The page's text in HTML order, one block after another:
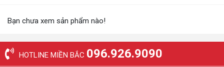
Bạn chưa xem sản phẩm nào!
HOTLINE MIỀN BẮC 096.926.9090